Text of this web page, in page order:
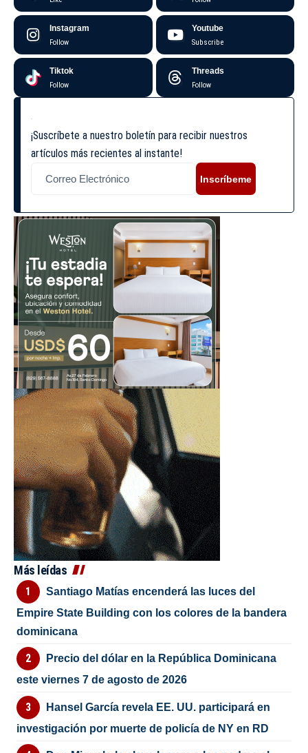
Instagram
Follow
Youtube
Subscribe
Tiktok
Follow
Threads
Follow
¡Suscríbete a nuestro boletín para recibir nuestros
artículos más recientes al instante!
Inscríbeme
Más leídas
Santiago Matías encenderá las luces del
Empire State Building con los colores de la bandera
dominicana
Precio del dólar en la República Dominicana
este viernes 7 de agosto de 2026
Hansel García revela EE. UU. participará en
investigación por muerte de policía de NY en RD